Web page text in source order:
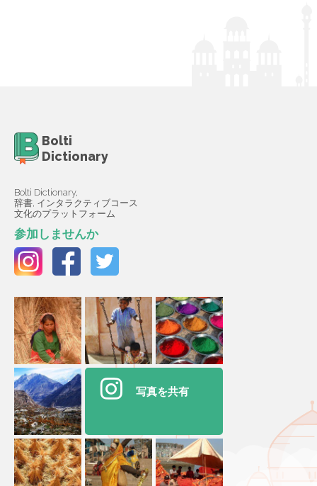
Bolti
Dictionary
Bolti Dictionary,
辞書, インタラクティブコース
文化のプラットフォーム
参加しませんか
写真を共有